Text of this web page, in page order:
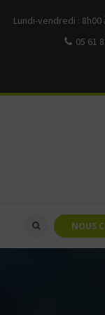
Lundi-vendredi : 8h00
05 61
NOUS